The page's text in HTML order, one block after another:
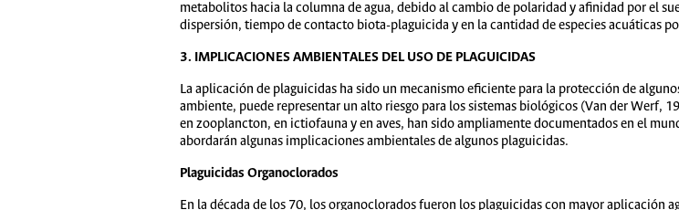
metabolitos hacia la columna de agua, debido al cambio de polaridad y afinidad por el
dispersión, tiempo de contacto biota-plaguicida y en la cantidad de especies acuáticas
3. IMPLICACIONES AMBIENTALES DEL USO DE PLAGUICIDAS
La aplicación de plaguicidas ha sido un mecanismo eficiente para la protección de
ambiente, puede representar un alto riesgo para los sistemas biológicos (Van der Werf,
en zooplancton, en ictiofauna y en aves, han sido ampliamente documentados en el
abordarán algunas implicaciones ambientales de algunos plaguicidas.
Plaguicidas Organoclorados
En la década de los 70, los organoclorados fueron los plaguicidas con mayor aplicación